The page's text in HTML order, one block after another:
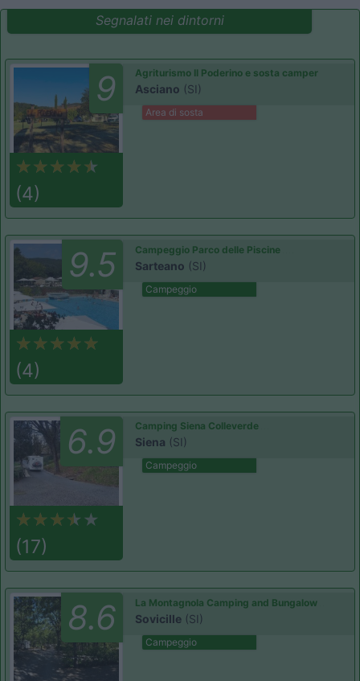
Segnalati nei dintorni
9
(4)
Agriturismo Il Poderino e sosta camper
Asciano (SI)
Area di sosta
9.5
(4)
Campeggio Parco delle Piscine
Sarteano (SI)
Campeggio
6.9
(17)
Camping Siena Colleverde
Siena (SI)
Campeggio
8.6 La Montagnola Camping and Bungalow
Sovicille (SI)
Campeggio